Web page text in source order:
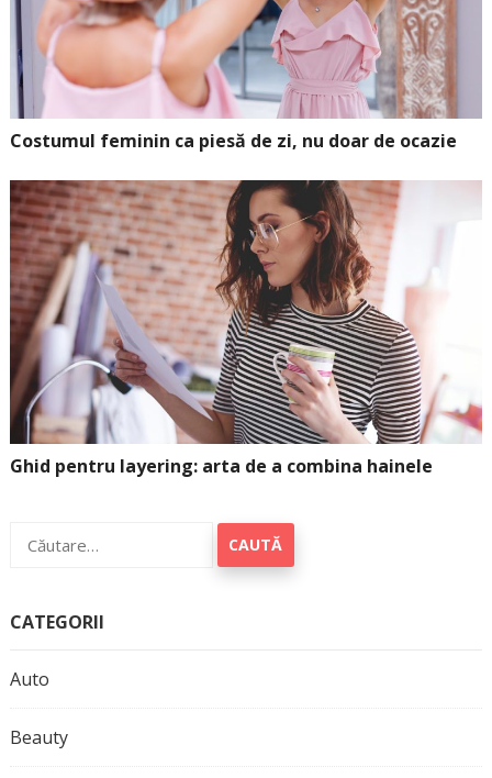
Costumul feminin ca piesă de zi, nu doar de ocazie
Ghid pentru layering: arta de a combina hainele
după:
CATEGORII
Auto
Beauty